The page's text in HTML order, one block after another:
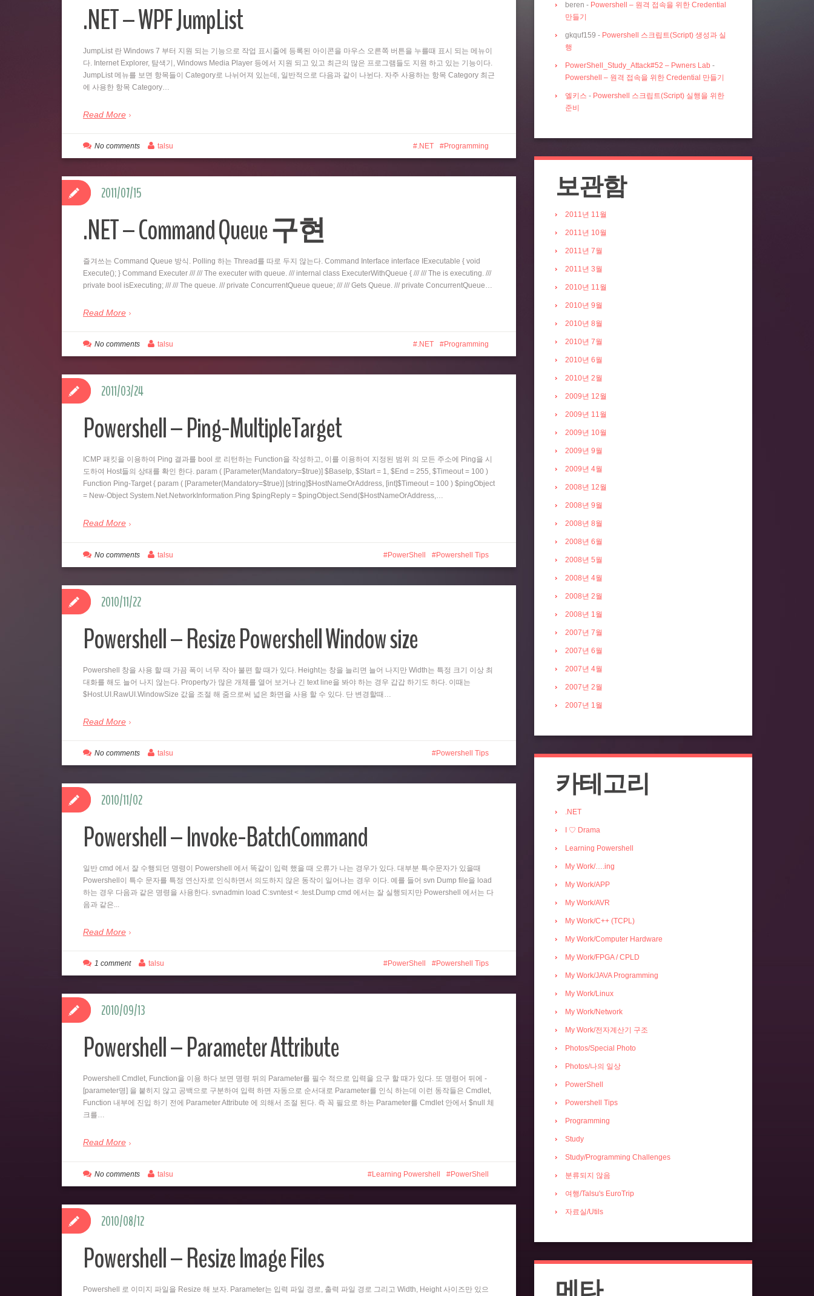
.NET – WPF JumpList
JumpList 란 Windows 7 부터 지원 되는 기능으로 작업 표시줄에 등록된 아이콘을 마우스 오른쪽 버튼을 누를때 표시 되는 메뉴이
다. Internet Explorer, 탐색기, Windows Media Player 등에서 지원 되고 있고 최근의 많은 프로그램들도 지원 하고 있는 기능이다.
JumpList 메뉴를 보면 항목들이 Category로 나뉘어져 있는데, 일반적으로 다음과 같이 나뉜다. 자주 사용하는 항목 Category 최근
에 사용한 항목 Category…
Read More
.NET Programming
No comments talsu
.NET – Command Queue 구현
즐겨쓰는 Command Queue 방식. Polling 하는 Thread를 따로 두지 않는다. Command Interface interface IExecutable { void
Execute(); } Command Executer /// /// The executer with queue. /// internal class ExecuterWithQueue { /// /// The is executing. ///
private bool isExecuting; /// /// The queue. /// private ConcurrentQueue queue; /// /// Gets Queue. /// private ConcurrentQueue…
Read More
2011/07/15
.NET Programming
No comments talsu
Powershell – Ping-MultipleTarget
ICMP 패킷을 이용하여 Ping 결과를 bool 로 리턴하는 Function을 작성하고, 이를 이용하여 지정된 범위 의 모든 주소에 Ping을 시
도하여 Host들의 상태를 확인 한다. param ( [Parameter(Mandatory=$true)] $BaseIp, $Start = 1, $End = 255, $Timeout = 100 )
Function Ping-Target { param ( [Parameter(Mandatory=$true)] [string]$HostNameOrAddress, [int]$Timeout = 100 ) $pingObject
= New-Object System.Net.NetworkInformation.Ping $pingReply = $pingObject.Send($HostNameOrAddress,…
Read More
2011/03/24
PowerShell Powershell Tips
No comments talsu
Powershell – Resize Powershell Window size
Powershell 창을 사용 할 때 가끔 폭이 너무 작아 불편 할 때가 있다. Height는 창을 늘리면 늘어 나지만 Width는 특정 크기 이상 최
대화를 해도 늘어 나지 않는다. Property가 많은 개체를 열어 보거나 긴 text line을 봐야 하는 경우 갑갑 하기도 하다. 이때는
$Host.UI.RawUI.WindowSize 값을 조절 해 줌으로써 넓은 화면을 사용 할 수 있다. 단 변경할때…
Read More
2010/11/22
Powershell Tips
No comments talsu
Powershell – Invoke-BatchCommand
일반 cmd 에서 잘 수행되던 명령이 Powershell 에서 똑같이 입력 했을 때 오류가 나는 경우가 있다. 대부분 특수문자가 있을때
Powershell이 특수 문자를 특정 연산자로 인식하면서 의도하지 않은 동작이 일어나는 경우 이다. 예를 들어 svn Dump file을 load
하는 경우 다음과 같은 명령을 사용한다. svnadmin load C:svntest < .test.Dump cmd 에서는 잘 실행되지만 Powershell 에서는 다
음과 같은...
Read More
2010/11/02
PowerShell Powershell Tips
1 comment talsu
Powershell – Parameter Attribute
Powershell Cmdlet, Function을 이용 하다 보면 명령 뒤의 Parameter를 필수 적으로 입력을 요구 할 때가 있다. 또 명령어 뒤에 -
[parameter명] 을 붙히지 않고 공백으로 구분하여 입력 하면 자동으로 순서대로 Parameter를 인식 하는데 이런 동작들은 Cmdlet,
Function 내부에 진입 하기 전에 Parameter Attribute 에 의해서 조절 된다. 즉 꼭 필요로 하는 Parameter를 Cmdlet 안에서 $null 체
크를…
Read More
2010/09/13
Learning Powershell PowerShell
No comments talsu
Powershell – Resize Image Files
Powershell 로 이미지 파일을 Resize 해 보자. Parameter는 입력 파일 경로, 출력 파일 경로 그리고 Width, Height 사이즈만 있으
2010/08/12
beren - Powershell – 원격 접속을 위한 Credential
만들기
gkquf159 - Powershell 스크립트(Script) 생성과 실
행
PowerShell_Study_Attack#52 – Pwners Lab -
Powershell – 원격 접속을 위한 Credential 만들기
엘키스 - Powershell 스크립트(Script) 실행을 위한
준비
보관함
2011년 11월
2011년 10월
2011년 7월
2011년 3월
2010년 11월
2010년 9월
2010년 8월
2010년 7월
2010년 6월
2010년 2월
2009년 12월
2009년 11월
2009년 10월
2009년 9월
2009년 4월
2008년 12월
2008년 9월
2008년 8월
2008년 6월
2008년 5월
2008년 4월
2008년 2월
2008년 1월
2007년 7월
2007년 6월
2007년 4월
2007년 2월
2007년 1월
카테고리
.NET
I ♡ Drama
Learning Powershell
My Work/….ing
My Work/APP
My Work/AVR
My Work/C++ (TCPL)
My Work/Computer Hardware
My Work/FPGA / CPLD
My Work/JAVA Programming
My Work/Linux
My Work/Network
My Work/전자계산기 구조
Photos/Special Photo
Photos/나의 일상
PowerShell
Powershell Tips
Programming
Study
Study/Programming Challenges
분류되지 않음
여행/Talsu's EuroTrip
자료실/Utils